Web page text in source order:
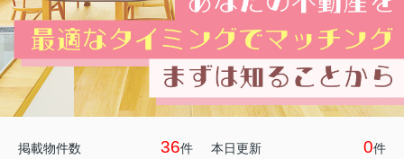
掲載物件数 36件 本日更新 0件